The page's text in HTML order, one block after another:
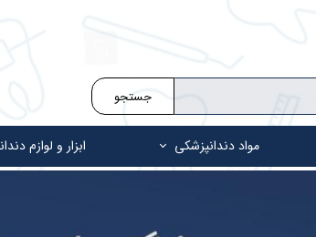
جستجو
مواد دندانپزشکی ابزار و لوازم